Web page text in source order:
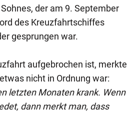
der am 9. September
des Kreuzfahrtschiffes
gesprungen war.
aufgebrochen ist, merkte
nicht in Ordnung war:
letzten Monaten krank. Wenn
dann merkt man, dass